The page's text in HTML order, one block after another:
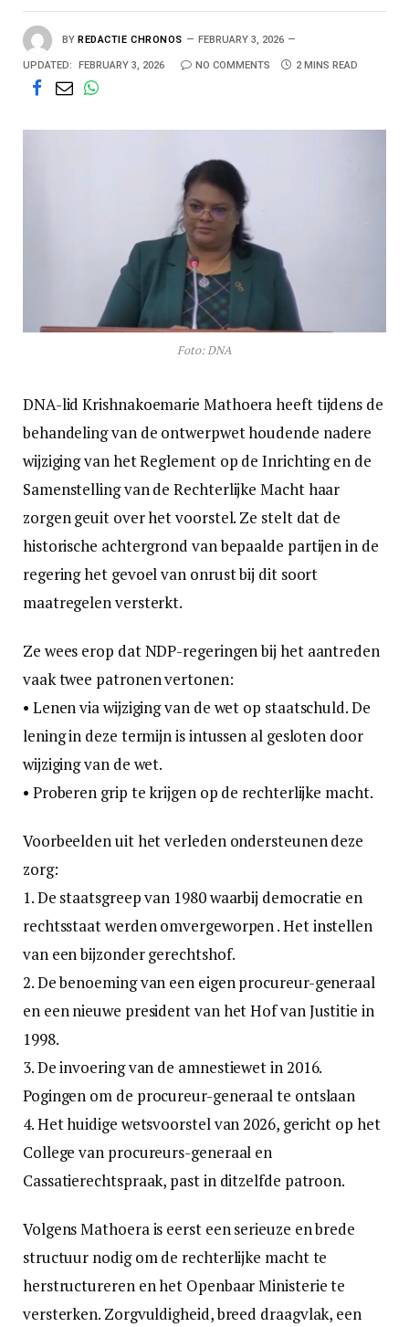
BY REDACTIE CHRONOS FEBRUARY 3, 2026
UPDATED: FEBRUARY 3, 2026 NO COMMENTS 2 MINS READ
Foto: DNA
DNA-lid Krishnakoemarie Mathoera heeft tijdens de
behandeling van de ontwerpwet houdende nadere
wijziging van het Reglement op de Inrichting en de
Samenstelling van de Rechterlijke Macht haar
zorgen geuit over het voorstel. Ze stelt dat de
historische achtergrond van bepaalde partijen in de
regering het gevoel van onrust bij dit soort
maatregelen versterkt.
Ze wees erop dat NDP-regeringen bij het aantreden
vaak twee patronen vertonen:
• Lenen via wijziging van de wet op staatschuld. De
lening in deze termijn is intussen al gesloten door
wijziging van de wet.
• Proberen grip te krijgen op de rechterlijke macht.
Voorbeelden uit het verleden ondersteunen deze
zorg:
1. De staatsgreep van 1980 waarbij democratie en
rechtsstaat werden omvergeworpen . Het instellen
van een bijzonder gerechtshof.
2. De benoeming van een eigen procureur-generaal
en een nieuwe president van het Hof van Justitie in
1998.
3. De invoering van de amnestiewet in 2016.
Pogingen om de procureur-generaal te ontslaan
4. Het huidige wetsvoorstel van 2026, gericht op het
College van procureurs-generaal en
Cassatierechtspraak, past in ditzelfde patroon.
Volgens Mathoera is eerst een serieuze en brede
structuur nodig om de rechterlijke macht te
herstructureren en het Openbaar Ministerie te
versterken. Zorgvuldigheid, breed draagvlak, een